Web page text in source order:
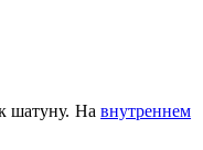
шатуну. Навнутреннем